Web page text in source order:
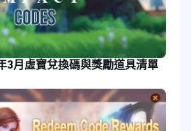
3月虛寶兌換碼與獎勵道具清單